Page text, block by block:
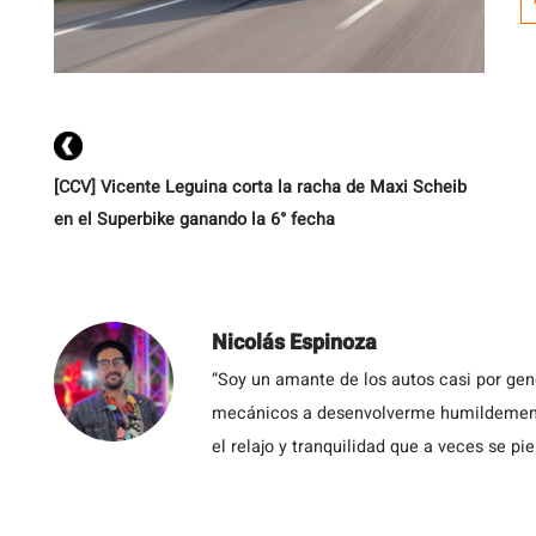
[CCV] Vicente Leguina corta la racha de Maxi Scheib
en el Superbike ganando la 6° fecha
Nicolás Espinoza
“Soy un amante de los autos casi por
mecánicos a desenvolverme
el relajo y tranquilidad que a veces se